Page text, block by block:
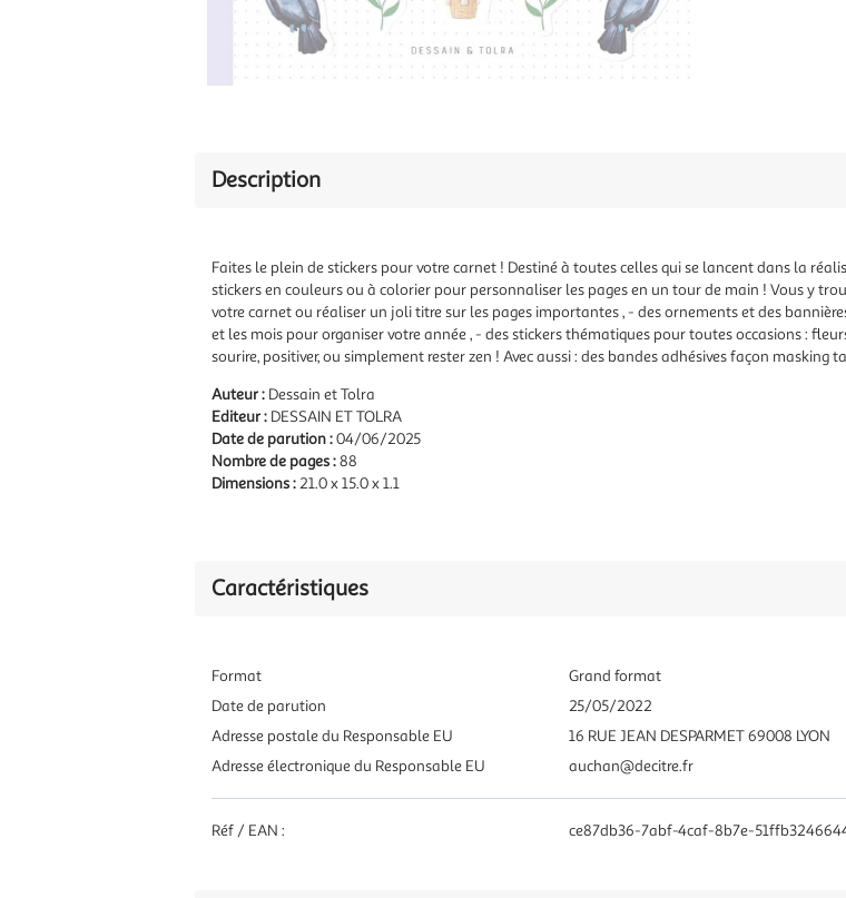
Description
Faites le plein de stickers pour votre carnet ! Destiné à toutes celles qui se lancent dans la
stickers en couleurs ou à colorier pour personnaliser les pages en un tour de main ! Vous y
votre carnet ou réaliser un joli titre sur les pages importantes , - des ornements et des
et les mois pour organiser votre année , - des stickers thématiques pour toutes occasions :
sourire, positiver, ou simplement rester zen ! Avec aussi : des bandes adhésives façon
Auteur : Dessain et Tolra
Editeur : DESSAIN ET TOLRA
Date de parution :04/06/2025
Nombre de pages :88
Dimensions :21.0 x 15.0 x 1.1
Caractéristiques
Format
Grand format
Date de parution
25/05/2022
Adresse postale du Responsable EU
16 RUE JEAN DESPARMET 69008 LYON
Adresse électronique du Responsable EU
auchan@decitre.fr
Réf / EAN : ce87db36-7abf-4caf-8b7e-